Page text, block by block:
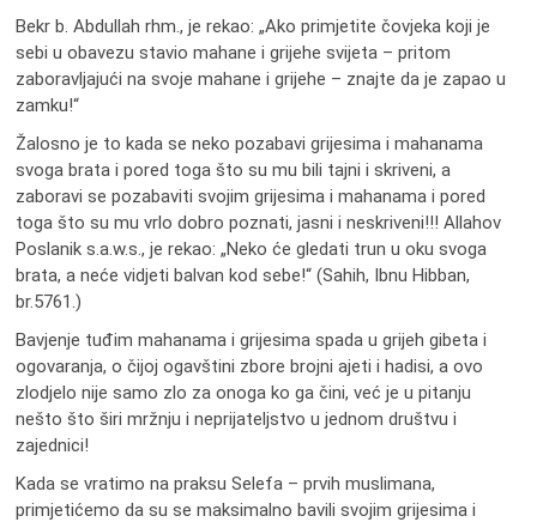
Bekr b. Abdullah rhm., je rekao: „Ako primjetite čovjeka koji je
sebi u obavezu stavio mahane i grijehe svijeta – pritom
zaboravljajući na svoje mahane i grijehe – znajte da je zapao u
zamku!“
Žalosno je to kada se neko pozabavi grijesima i mahanama
svoga brata i pored toga što su mu bili tajni i skriveni, a
zaboravi se pozabaviti svojim grijesima i mahanama i pored
toga što su mu vrlo dobro poznati, jasni i neskriveni!!! Allahov
Poslanik s.a.w.s., je rekao: „Neko će gledati trun u oku svoga
brata, a neće vidjeti balvan kod sebe!“ (Sahih, Ibnu Hibban,
br.5761.)
Bavjenje tuđim mahanama i grijesima spada u grijeh gibeta i
ogovaranja, o čijoj ogavštini zbore brojni ajeti i hadisi, a ovo
zlodjelo nije samo zlo za onoga ko ga čini, već je u pitanju
nešto što širi mržnju i neprijateljstvo u jednom društvu i
zajednici!
Kada se vratimo na praksu Selefa – prvih muslimana,
primjetićemo da su se maksimalno bavili svojim grijesima i